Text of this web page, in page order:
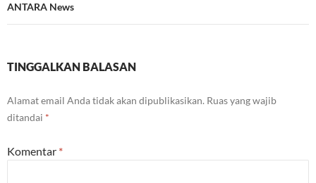
ANTARA News
TINGGALKAN BALASAN
Alamat email Anda tidak akan dipublikasikan. Ruas yang wajib
ditandai *
Komentar *